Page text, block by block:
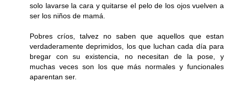
solo lavarse la cara y quitarse el pelo de los ojos vuelven a
ser los niños de mamá.
Pobres críos, talvez no saben que aquellos que estan
verdaderamente deprimidos, los que luchan cada día para
bregar con su existencia, no necesitan de la pose, y
muchas veces son los que más normales y funcionales
aparentan ser.